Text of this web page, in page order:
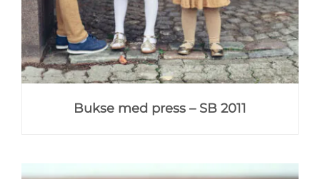
Bukse med press – SB 2011